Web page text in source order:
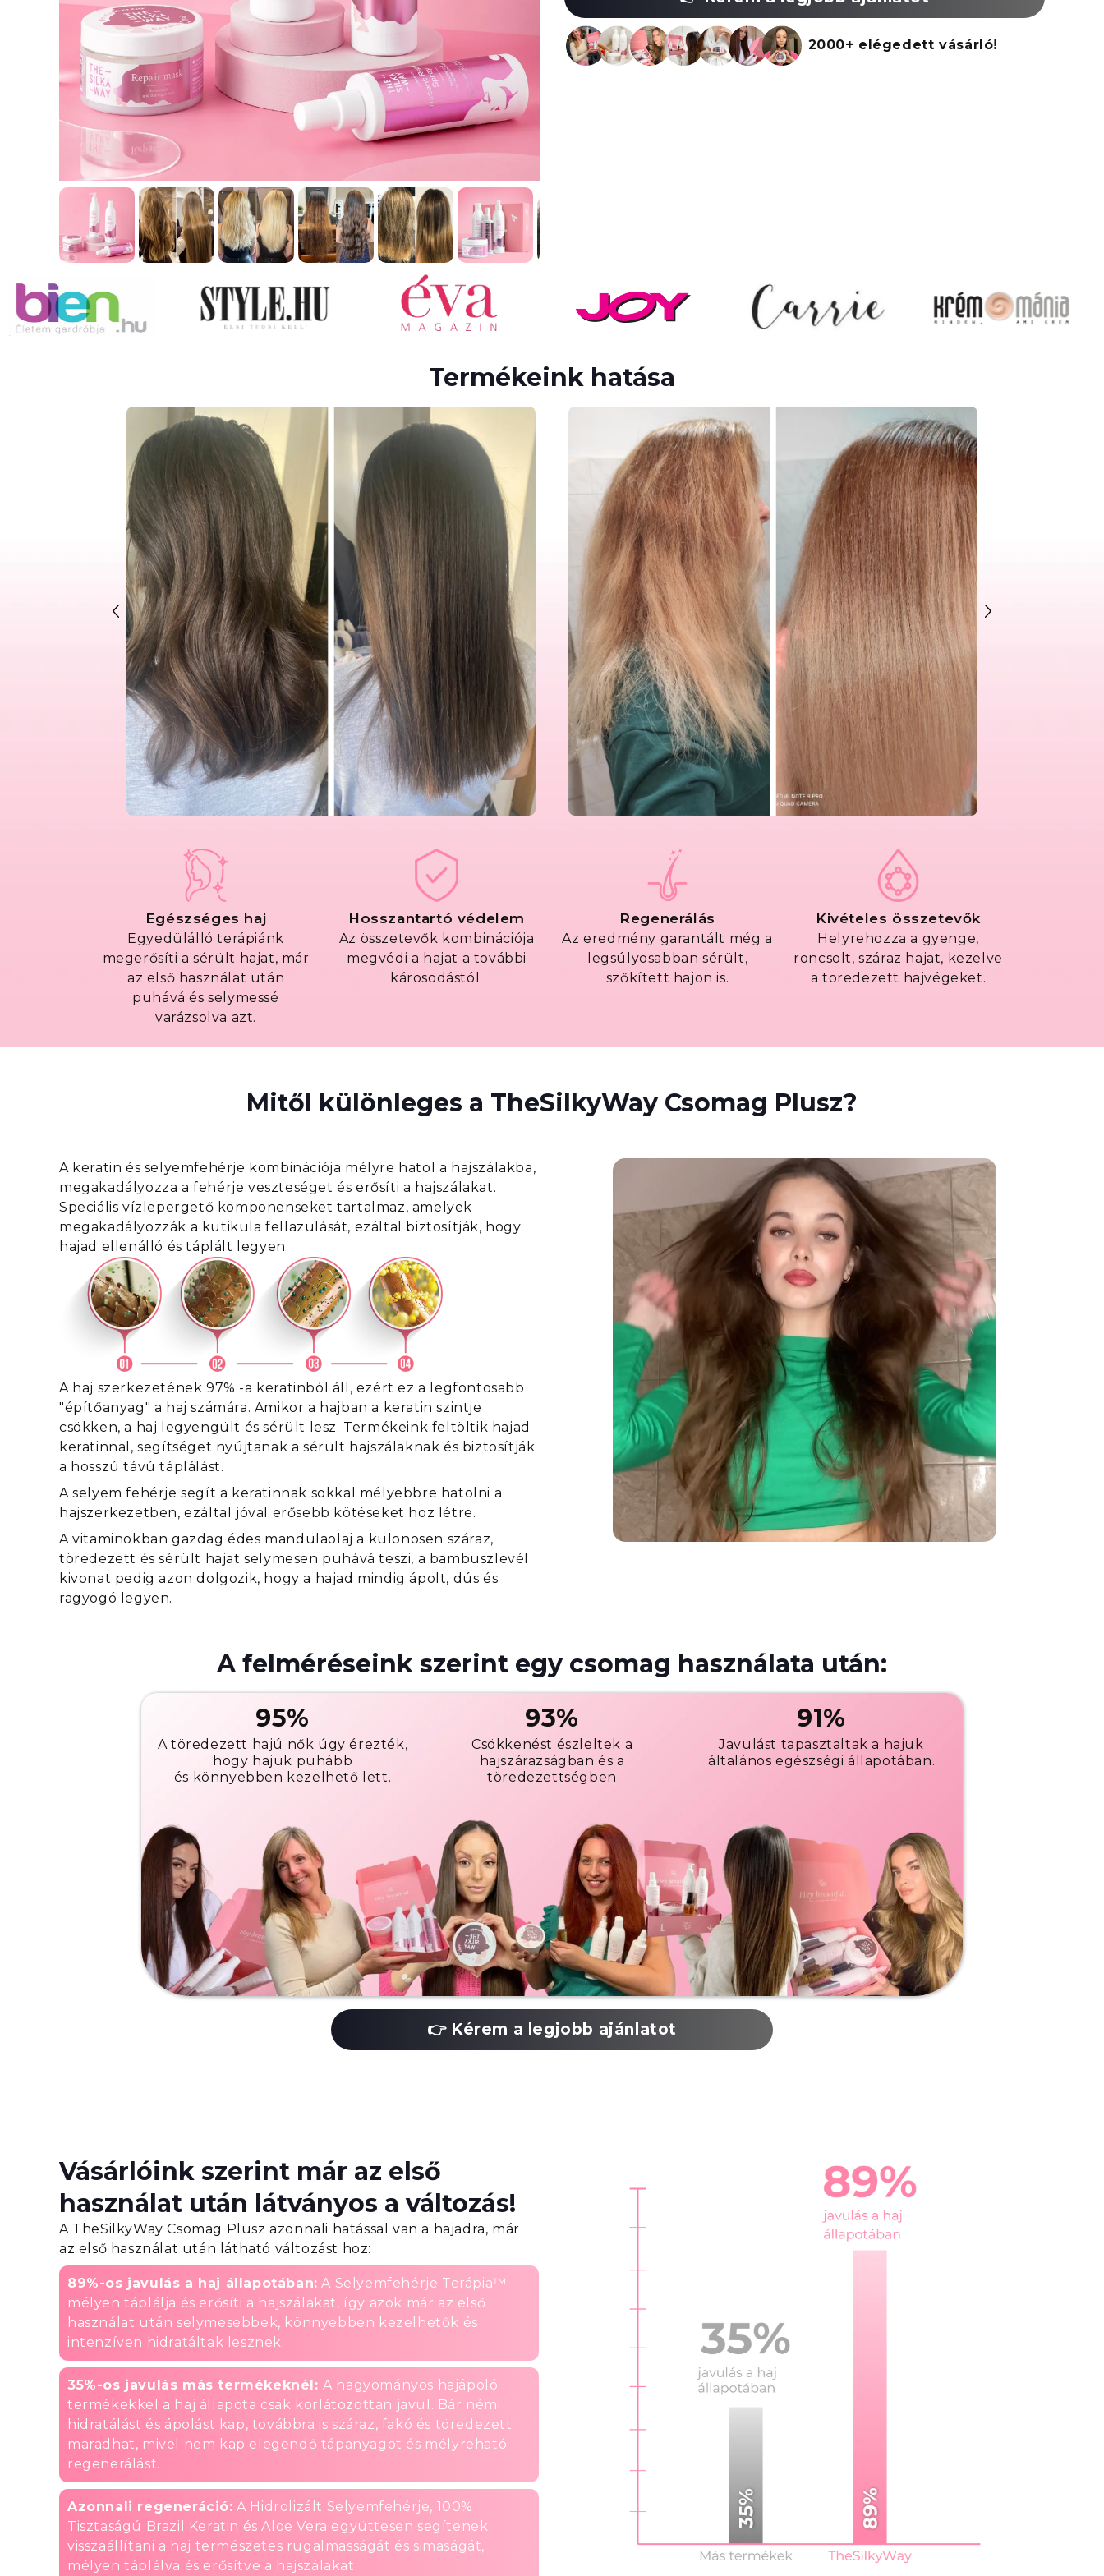
2000+ elégedett vásárló!
Termékeink hatása
Egészséges haj
Egyedülálló terápiánk
megerősíti a sérült hajat, már
az első használat után
puhává és selymessé
varázsolva azt.
Hosszantartó védelem
Az összetevők kombinációja
megvédi a hajat a további
károsodástól.
Regenerálás
Az eredmény garantált még a
legsúlyosabban sérült,
szőkített hajon is.
Kivételes összetevők
Helyrehozza a gyenge,
roncsolt, száraz hajat, kezelve
a töredezett hajvégeket.
Mitől különleges a TheSilkyWay Csomag Plusz?
A keratin és selyemfehérje kombinációja mélyre hatol a hajszálakba,
megakadályozza a fehérje veszteséget és erősíti a hajszálakat.
Speciális vízlepergető komponenseket tartalmaz, amelyek
megakadályozzák a kutikula fellazulását, ezáltal biztosítják, hogy
hajad ellenálló és táplált legyen.
A haj szerkezetének 97% -a keratinból áll, ezért ez a legfontosabb
"építőanyag" a haj számára. Amikor a hajban a keratin szintje
csökken, a haj legyengült és sérült lesz. Termékeink feltöltik hajad
keratinnal, segítséget nyújtanak a sérült hajszálaknak és biztosítják
a hosszú távú táplálást.
A selyem fehérje segít a keratinnak sokkal mélyebbre hatolni a
hajszerkezetben, ezáltal jóval erősebb kötéseket hoz létre.
A vitaminokban gazdag édes mandulaolaj a különösen száraz,
töredezett és sérült hajat selymesen puhává teszi, a bambuszlevél
kivonat pedig azon dolgozik, hogy a hajad mindig ápolt, dús és
ragyogó legyen.
A felméréseink szerint egy csomag használata után:
95%
A töredezett hajú nők úgy érezték,
hogy hajuk puhább
és könnyebben kezelhető lett.
93%
Csökkenést észleltek a
hajszárazságban és a
töredezettségben
91%
Javulást tapasztaltak a hajuk
általános egészségi állapotában.
👉 Kérem a legjobb ajánlatot
Vásárlóink szerint már az első
használat után látványos a változás!
A TheSilkyWay Csomag Plusz azonnali hatással van a hajadra, már
az első használat után látható változást hoz:
89%-os javulás a haj állapotában: A Selyemfehérje Terápia™
mélyen táplálja és erősíti a hajszálakat, így azok már az első
használat után selymesebbek, könnyebben kezelhetők és
intenzíven hidratáltak lesznek.
35%-os javulás más termékeknél:A hagyományos hajápoló
termékekkel a haj állapota csak korlátozottan javul. Bár némi
hidratálást és ápolást kap, továbbra is száraz, fakó és töredezett
maradhat, mivel nem kap elegendő tápanyagot és mélyreható
regenerálást.
Azonnali regeneráció: A Hidrolizált Selyemfehérje, 100%
Tisztaságú Brazil Keratin és Aloe Vera együttesen segítenek
visszaállítani a haj természetes rugalmasságát és simaságát,
mélyen táplálva és erősítve a hajszálakat.